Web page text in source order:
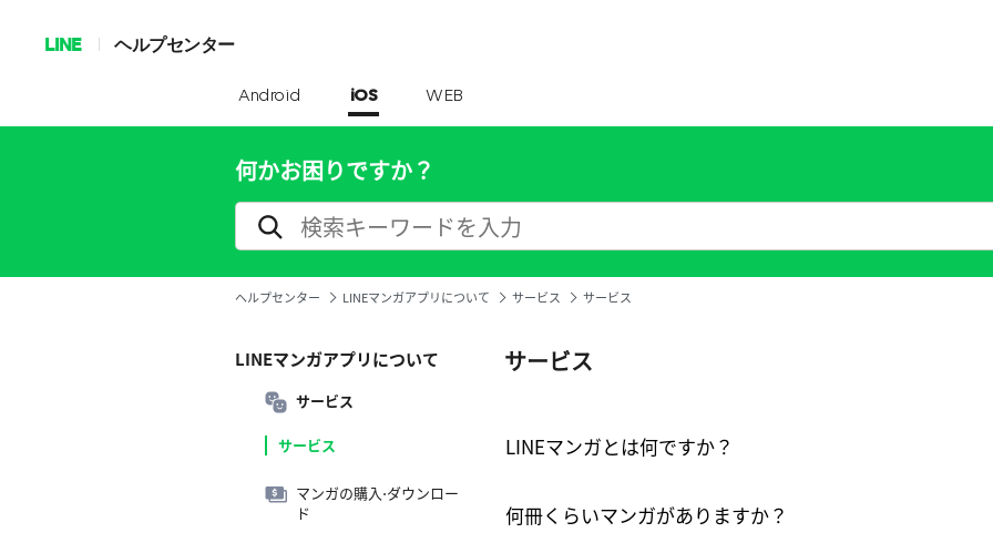
LINE ヘルプセンター
Android iOS WEB
何かお困りですか？
ヘルプセンター LINEマンガアプリについて サービス サービス
LINEマンガアプリについて
サービス
サービス
マンガの購入⋅ダウンロー
ド
サービス
LINEマンガとは何ですか？
何冊くらいマンガがありますか？